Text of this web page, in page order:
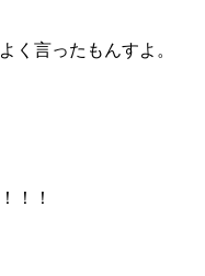
く言ったもんすよ。
！！